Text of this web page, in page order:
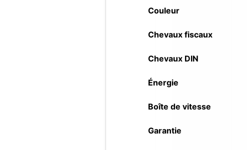
Couleur
Chevaux fiscaux
Chevaux DIN
Énergie
Boîte de vitesse
Garantie